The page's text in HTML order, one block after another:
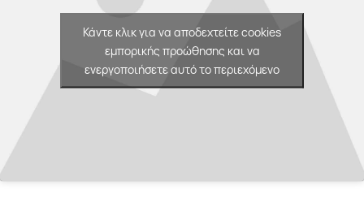
Κάντε κλικ για να αποδεχτείτε cookies
εμπορικής προώθησης και να
ενεργοποιήσετε αυτό το περιεχόμενο